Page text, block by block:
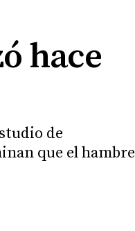
hace
de
que el hambre